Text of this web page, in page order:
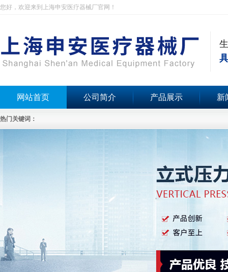
您好，欢迎来到上海申安医疗器械厂官网！
网站首页 公司简介 产品展示 新
热门关键词：